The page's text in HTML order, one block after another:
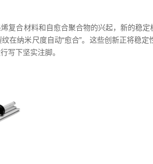
复合材料和自愈合聚合物的兴起，新的稳
在纳米尺度自动“愈合”。这些创新正将
写下坚实注脚。